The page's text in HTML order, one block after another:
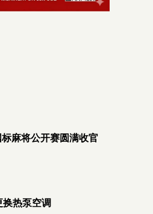
麻将公开赛圆满收官
热泵空调